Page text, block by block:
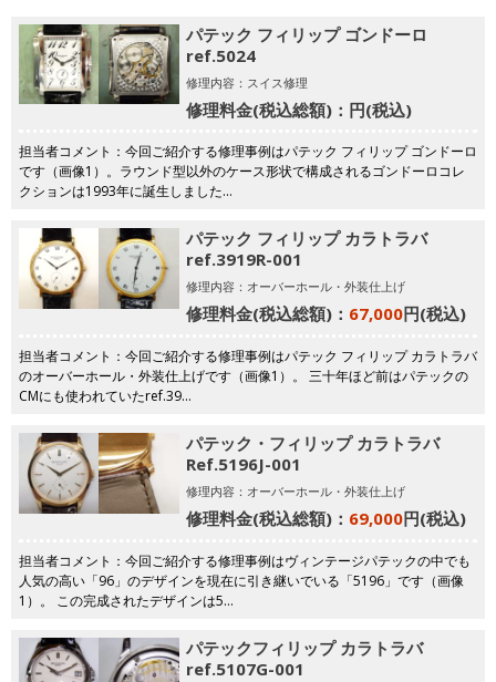
パテック フィリップ ゴンドーロ
ref.5024
修理内容：スイス修理
修理料金(税込総額)： 円(税込)
担当者コメント：今回ご紹介する修理事例はパテック フィリップ ゴンドーロ
です（画像1）。ラウンド型以外のケース形状で構成されるゴンドーロコレ
クションは1993年に誕生しました…
パテック フィリップ カラトラバ
ref.3919R-001
修理内容：オーバーホール・外装仕上げ
修理料金(税込総額)： 67,000円(税込)
担当者コメント：今回ご紹介する修理事例はパテック フィリップ カラトラバ
のオーバーホール・外装仕上げです（画像1）。 三十年ほど前はパテックの
CMにも使われていたref.39…
パテック・フィリップ カラトラバ
Ref.5196J-001
修理内容：オーバーホール・外装仕上げ
修理料金(税込総額)： 69,000円(税込)
担当者コメント：今回ご紹介する修理事例はヴィンテージパテックの中でも
人気の高い「96」のデザインを現在に引き継いでいる「5196」です（画像
1）。 この完成されたデザインは5…
パテックフィリップ カラトラバ
ref.5107G-001